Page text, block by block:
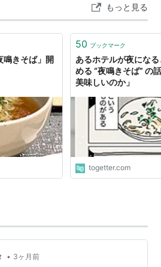
12 TE…
もっと見る
鳴きそば」開
50 ブックマーク
あるホテルが夜にな
める “夜鳴きそば” の
美味しいのか」
togetter.com
• 3ヶ月前